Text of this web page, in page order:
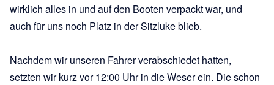
wirklich alles in und auf den Booten verpackt war, und
auch für uns noch Platz in der Sitzluke blieb.
Nachdem wir unseren Fahrer verabschiedet hatten,
setzten wir kurz vor 12:00 Uhr in die Weser ein. Die schon